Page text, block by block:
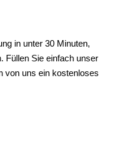
in unter 30 Minuten,
Füllen Sie einfach unser
von uns ein kostenloses